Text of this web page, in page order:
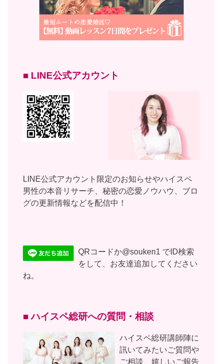
■ LINE公式アカウント
LINE公式アカウント限定のお知らせやハイスペ
男性の本音リサーチ、秘密の恋愛ノウハウ、ブロ
グの更新情報などを配信中！
QRコードか@souken1 でID検索
をして、お友達追加してください
ね。
■ ハイスペ総研への質問・相談
ハイスペ総研講師陣に
訊いてみたいご質問や
ご相談、嬉しいご報告